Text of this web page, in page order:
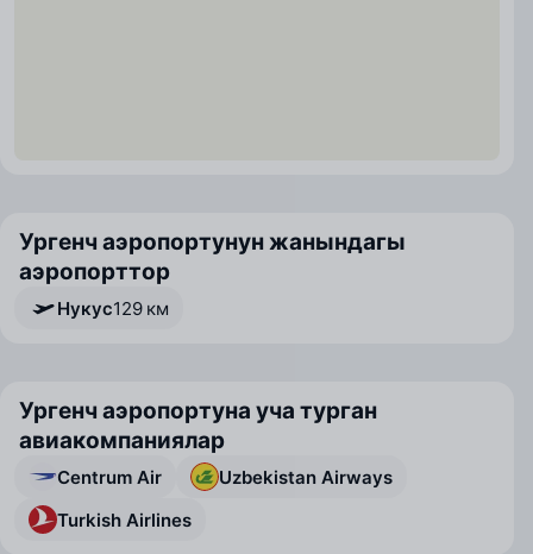
Ургенч аэропортунун жанындагы
аэропорттор
Нукус129 км
Ургенч аэропортуна уча турган
авиакомпаниялар
Centrum Air
Uzbekistan Airways
Turkish Airlines